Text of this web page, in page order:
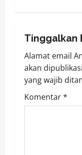
v
i
g
a
Tinggalkan
Alamat email
akan
yang wajib
Komentar*